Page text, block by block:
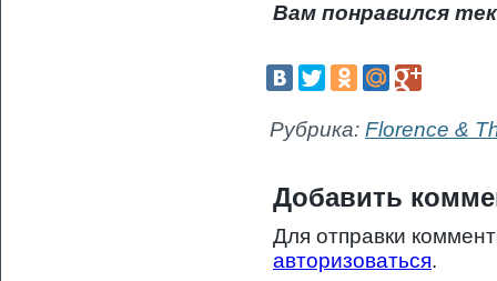
Вам понравился
Рубрика: Florence &
Добавить
Для отправки
авторизоваться.